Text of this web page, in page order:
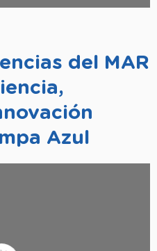
del MAR
Azul